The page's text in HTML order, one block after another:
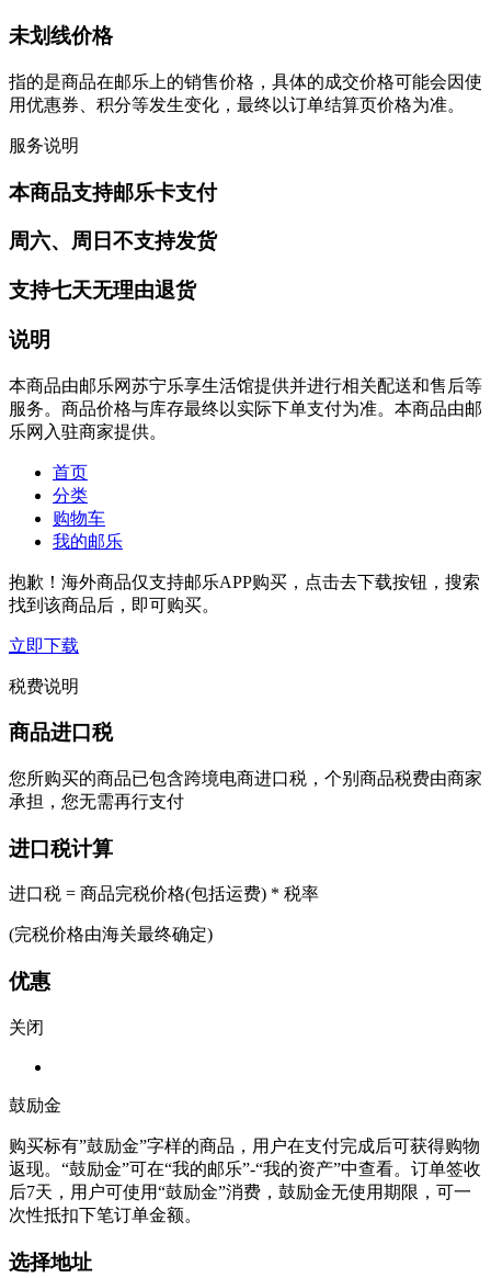
未划线价格
指的是商品在邮乐上的销售价格，具体的成交价格可能会因使
用优惠券、积分等发生变化，最终以订单结算页价格为准。
服务说明
本商品支持邮乐卡支付
周六、周日不支持发货
支持七天无理由退货
说明
本商品由邮乐网苏宁乐享生活馆提供并进行相关配送和售后等
服务。商品价格与库存最终以实际下单支付为准。本商品由邮
乐网入驻商家提供。
首页
分类
购物车
我的邮乐
抱歉！海外商品仅支持邮乐APP购买，点击去下载按钮，搜索
找到该商品后，即可购买。
立即下载
税费说明
商品进口税
您所购买的商品已包含跨境电商进口税，个别商品税费由商家
承担，您无需再行支付
进口税计算
进口税 = 商品完税价格(包括运费) * 税率
(完税价格由海关最终确定)
优惠
关闭
鼓励金
购买标有”鼓励金”字样的商品，用户在支付完成后可获得购物
返现。“鼓励金”可在“我的邮乐”-“我的资产”中查看。订单签收
后7天，用户可使用“鼓励金”消费，鼓励金无使用期限，可一
次性抵扣下笔订单金额。
选择地址